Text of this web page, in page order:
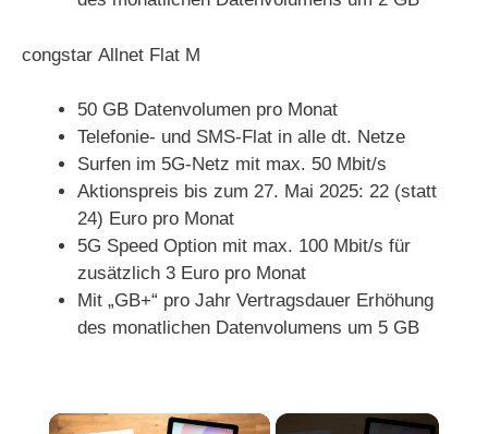
congstar Allnet Flat M
50 GB Datenvolumen pro Monat
Telefonie- und SMS-Flat in alle dt. Netze
Surfen im 5G-Netz mit max. 50 Mbit/s
Aktionspreis bis zum 27. Mai 2025: 22 (statt
24) Euro pro Monat
5G Speed Option mit max. 100 Mbit/s für
zusätzlich 3 Euro pro Monat
Mit „GB+“ pro Jahr Vertragsdauer Erhöhung
des monatlichen Datenvolumens um 5 GB
×